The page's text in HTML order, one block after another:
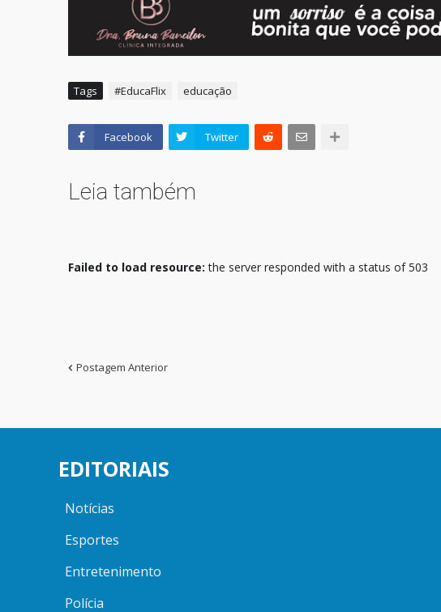
Tags #EducaFlix educação
Facebook Twitter
Leia também
Failed to load resource: the server responded with a status of 503
Postagem Anterior
EDITORIAIS
Notícias
Esportes
Entretenimento
Polícia